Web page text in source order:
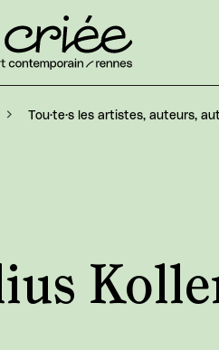
Tou·te·s les artistes, auteurs,